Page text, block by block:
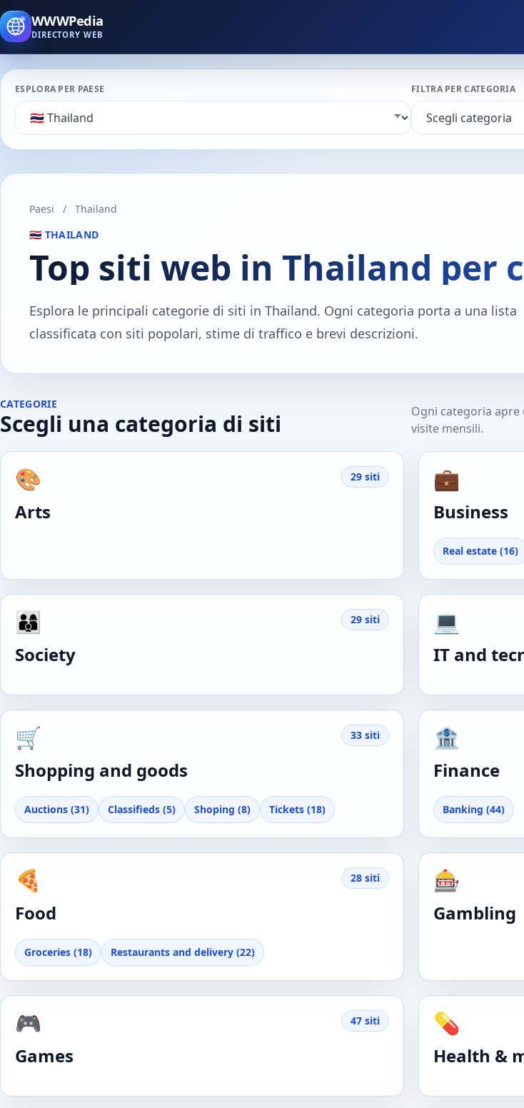
WWWPedia
DIRECTORY WEB
ESPLORA PER PAESE FILTRA PER CATEGORIA
Paesi /
Thailand
🇹🇭 THAILAND
Top siti web in Thailand per
Esplora le principali categorie di siti in Thailand. Ogni categoria porta a una lista
classificata con siti popolari, stime di traffico e brevi descrizioni.
CATEGORIE
Scegli una categoria di siti
Ogni categoria
visite mensili.
🎨
Arts
29 siti 💼
Business
Real estate (16)
👨‍👩‍👦
Society
29 siti 💻
IT and
🛒
Shopping and goods
33 siti
Auctions (31) Classifieds (5) Shoping (8) Tickets (18)
🏦
Finance
Banking (44)
🍕
Food
28 siti
Groceries (18) Restaurants and delivery (22)
🎰
Gambling
🎮
Games
47 siti 💊
Health &